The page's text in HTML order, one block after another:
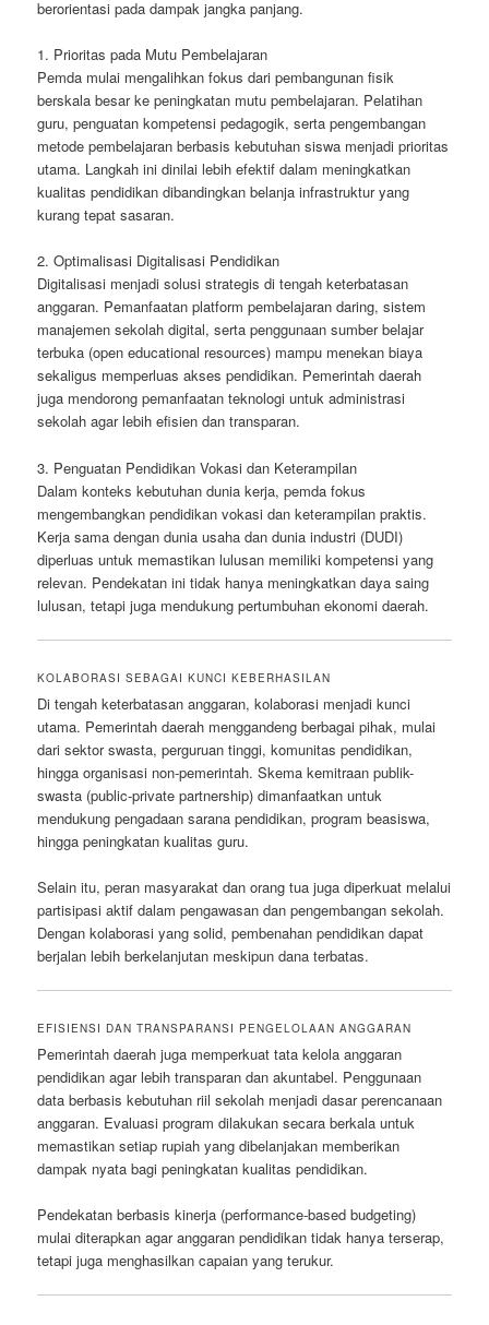
berorientasi pada dampak jangka panjang.
1. Prioritas pada Mutu Pembelajaran
Pemda mulai mengalihkan fokus dari pembangunan fisik
berskala besar ke peningkatan mutu pembelajaran. Pelatihan
guru, penguatan kompetensi pedagogik, serta pengembangan
metode pembelajaran berbasis kebutuhan siswa menjadi prioritas
utama. Langkah ini dinilai lebih efektif dalam meningkatkan
kualitas pendidikan dibandingkan belanja infrastruktur yang
kurang tepat sasaran.
2. Optimalisasi Digitalisasi Pendidikan
Digitalisasi menjadi solusi strategis di tengah keterbatasan
anggaran. Pemanfaatan platform pembelajaran daring, sistem
manajemen sekolah digital, serta penggunaan sumber belajar
terbuka (open educational resources) mampu menekan biaya
sekaligus memperluas akses pendidikan. Pemerintah daerah
juga mendorong pemanfaatan teknologi untuk administrasi
sekolah agar lebih efisien dan transparan.
3. Penguatan Pendidikan Vokasi dan Keterampilan
Dalam konteks kebutuhan dunia kerja, pemda fokus
mengembangkan pendidikan vokasi dan keterampilan praktis.
Kerja sama dengan dunia usaha dan dunia industri (DUDI)
diperluas untuk memastikan lulusan memiliki kompetensi yang
relevan. Pendekatan ini tidak hanya meningkatkan daya saing
lulusan, tetapi juga mendukung pertumbuhan ekonomi daerah.
KOLABORASI SEBAGAI KUNCI KEBERHASILAN
Di tengah keterbatasan anggaran, kolaborasi menjadi kunci
utama. Pemerintah daerah menggandeng berbagai pihak, mulai
dari sektor swasta, perguruan tinggi, komunitas pendidikan,
hingga organisasi non-pemerintah. Skema kemitraan publik-
swasta (public-private partnership) dimanfaatkan untuk
mendukung pengadaan sarana pendidikan, program beasiswa,
hingga peningkatan kualitas guru.
Selain itu, peran masyarakat dan orang tua juga diperkuat melalui
partisipasi aktif dalam pengawasan dan pengembangan sekolah.
Dengan kolaborasi yang solid, pembenahan pendidikan dapat
berjalan lebih berkelanjutan meskipun dana terbatas.
EFISIENSI DAN TRANSPARANSI PENGELOLAAN ANGGARAN
Pemerintah daerah juga memperkuat tata kelola anggaran
pendidikan agar lebih transparan dan akuntabel. Penggunaan
data berbasis kebutuhan riil sekolah menjadi dasar perencanaan
anggaran. Evaluasi program dilakukan secara berkala untuk
memastikan setiap rupiah yang dibelanjakan memberikan
dampak nyata bagi peningkatan kualitas pendidikan.
Pendekatan berbasis kinerja (performance-based budgeting)
mulai diterapkan agar anggaran pendidikan tidak hanya terserap,
tetapi juga menghasilkan capaian yang terukur.